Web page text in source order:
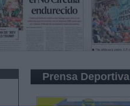
Prensa Deportiva